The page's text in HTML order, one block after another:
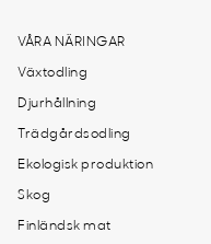
VÅRA NÄRINGAR
Växtodling
Djurhållning
Trädgårdsodling
Ekologisk produktion
Skog
Finländsk mat